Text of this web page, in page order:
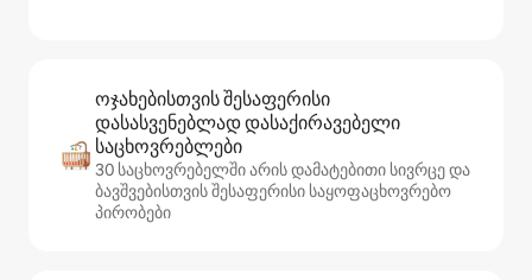
ოჯახებისთვის შესაფერისი
დასასვენებლად დასაქირავებელი
საცხოვრებლები
30 საცხოვრებელში არის დამატებითი სივრცე და
ბავშვებისთვის შესაფერისი საყოფაცხოვრებო
პირობები